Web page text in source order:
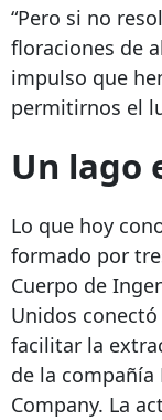
“Pero si no
floraciones de
impulso que
permitirnos el
Un lago
Lo que hoy
formado por
Cuerpo de
Unidos
facilitar la
de la compañía
Company. La